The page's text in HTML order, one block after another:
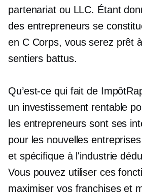
partenariat ou LLC. Étant
des entrepreneurs se
en C Corps, vous serez prêt
sentiers battus.
Qu’est-ce qui fait de
un investissement rentable
les entrepreneurs sont ses
pour les nouvelles entreprises
et spécifique à l'industrie
Vous pouvez utiliser ces
maximiser vos franchises et